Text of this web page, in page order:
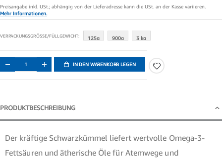
Preisangabe inkl. USt.; abhängig von der Lieferadresse kann die USt. an der Kasse variieren.
Mehr Informationen.
VERPACKUNGSGRÖSSE/FÜLLGEWICHT 125g 900g 3 kg
IN DEN WARENKORB LEGEN
PRODUKTBESCHREIBUNG
Produktbeschreibung
Der kräftige Schwarzkümmel liefert wertvolle Omega-3-
Fettsäuren und ätherische Öle für Atemwege und